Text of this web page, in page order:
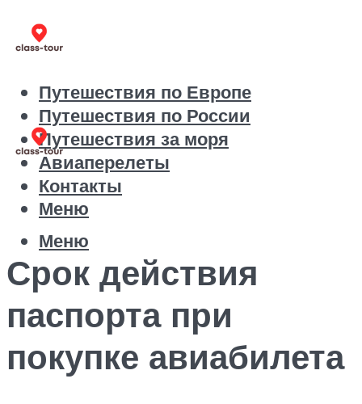
Путешествия по Европе
Путешествия по России
Путешествия за моря
Авиаперелеты
Контакты
Меню
Меню
Срок действия
паспорта при
покупке авиабилета